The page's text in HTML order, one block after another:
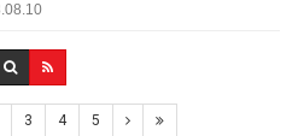
3 4 5